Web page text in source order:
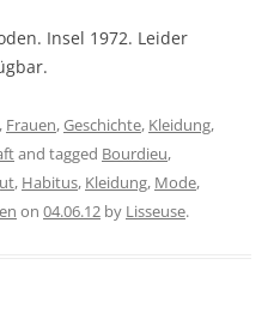
Insel 1972. Leider
, Frauen,Geschichte, Kleidung,
and tagged Bourdieu,
, Habitus, Kleidung, Mode,
on 04.06.12 by Lisseuse.